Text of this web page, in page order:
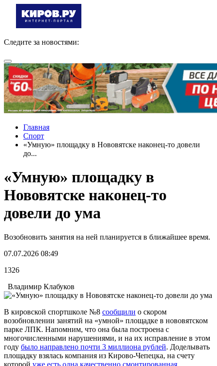
Следите за новостями:
Главная
Спорт
«Умную» площадку в Нововятске наконец-то довели
до...
«Умную» площадку в
Нововятске наконец-то
довели до ума
Возобновить занятия на ней планируется в ближайшее время.
07.07.2026 08:49
1326
Владимир Клабуков
В кировской спортшколе №8 сообщили о скором
возобновлении занятий на «умной» площадке в нововятском
парке ЛПК. Напомним, что она была построена с
многочисленными нарушениями, и на их исправление в этом
году было направлено почти 3 миллиона рублей. Доделывать
площадку взялась компания из Кирово-Чепецка, на счету
которой уже есть одна качественно смонтированная